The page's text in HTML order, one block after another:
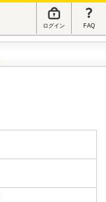
ログイン FAQ